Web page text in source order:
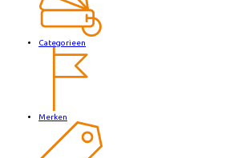
Categorieen
Merken